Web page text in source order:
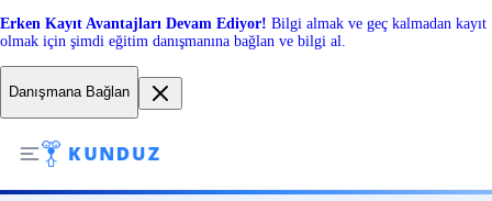
Erken Kayıt Avantajları Devam Ediyor! Bilgi almak ve geç kalmadan kayıt
olmak için şimdi eğitim danışmanına bağlan ve bilgi al.
Danışmana Bağlan